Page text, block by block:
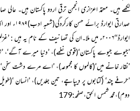
لکھے ہیں۔ معتمد اعزازی انجمن ترقی اردو پاکستان ہیں۔
صدارتی
ایوارڈ‘‘۲۰۰۶ء میں ملا۔ان کی تصانیف کے نام یہ
’جیوے جیوے پاکستان‘(قومی نغمے)، ’دنیا میرے
’نقار خانے میں‘(کالموں کا مجموعہ)، ’اے مرے دشت
’حرفے چند‘ (کتابوں پر دیپاچے، تین جلدیں)، ’انسان
دوم)،محمد شمس الحق،صفحہ:179